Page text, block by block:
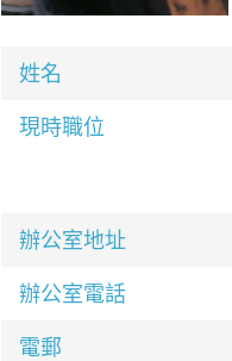
姓名
現時職位
辦公室地址
辦公室電話
電郵